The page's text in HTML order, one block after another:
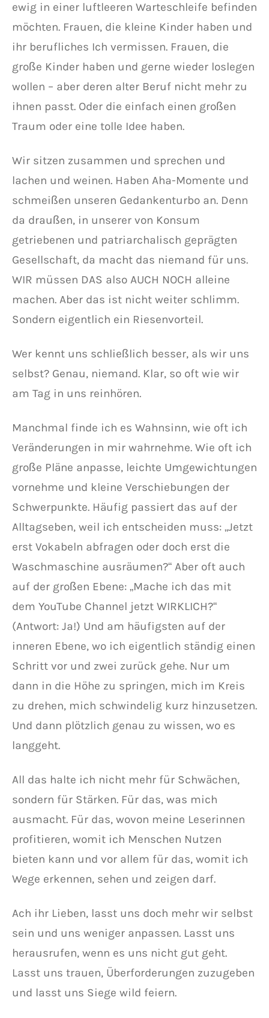
ewig in einer luftleeren Warteschleife befinden
möchten. Frauen, die kleine Kinder haben und
ihr berufliches Ich vermissen. Frauen, die
große Kinder haben und gerne wieder loslegen
wollen – aber deren alter Beruf nicht mehr zu
ihnen passt. Oder die einfach einen großen
Traum oder eine tolle Idee haben.
Wir sitzen zusammen und sprechen und
lachen und weinen. Haben Aha-Momente und
schmeißen unseren Gedankenturbo an. Denn
da draußen, in unserer von Konsum
getriebenen und patriarchalisch geprägten
Gesellschaft, da macht das niemand für uns.
WIR müssen DAS also AUCH NOCH alleine
machen. Aber das ist nicht weiter schlimm.
Sondern eigentlich ein Riesenvorteil.
Wer kennt uns schließlich besser, als wir uns
selbst? Genau, niemand. Klar, so oft wie wir
am Tag in uns reinhören.
Manchmal finde ich es Wahnsinn, wie oft ich
Veränderungen in mir wahrnehme. Wie oft ich
große Pläne anpasse, leichte Umgewichtungen
vornehme und kleine Verschiebungen der
Schwerpunkte. Häufig passiert das auf der
Alltagseben, weil ich entscheiden muss: „Jetzt
erst Vokabeln abfragen oder doch erst die
Waschmaschine ausräumen?“ Aber oft auch
auf der großen Ebene: „Mache ich das mit
dem YouTube Channel jetzt WIRKLICH?“
(Antwort: Ja!) Und am häufigsten auf der
inneren Ebene, wo ich eigentlich ständig einen
Schritt vor und zwei zurück gehe. Nur um
dann in die Höhe zu springen, mich im Kreis
zu drehen, mich schwindelig kurz hinzusetzen.
Und dann plötzlich genau zu wissen, wo es
langgeht.
All das halte ich nicht mehr für Schwächen,
sondern für Stärken. Für das, was mich
ausmacht. Für das, wovon meine Leserinnen
profitieren, womit ich Menschen Nutzen
bieten kann und vor allem für das, womit ich
Wege erkennen, sehen und zeigen darf.
Ach ihr Lieben, lasst uns doch mehr wir selbst
sein und uns weniger anpassen. Lasst uns
herausrufen, wenn es uns nicht gut geht.
Lasst uns trauen, Überforderungen zuzugeben
und lasst uns Siege wild feiern.